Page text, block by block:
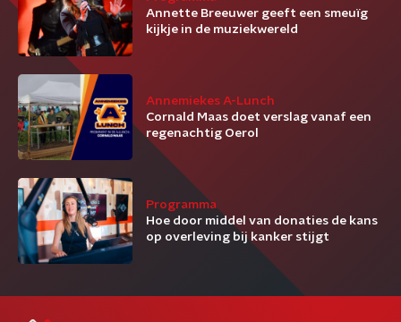
Annette Breeuwer geeft een smeuïg
kijkje in de muziekwereld
Annemiekes A-Lunch
Cornald Maas doet verslag vanaf een
regenachtig Oerol
Programma
Hoe door middel van donaties de kans
op overleving bij kanker stijgt